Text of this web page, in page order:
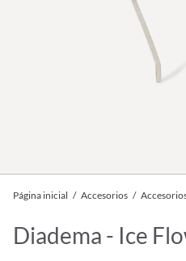
Página inicial / Accesorios /
Diadema - Ice